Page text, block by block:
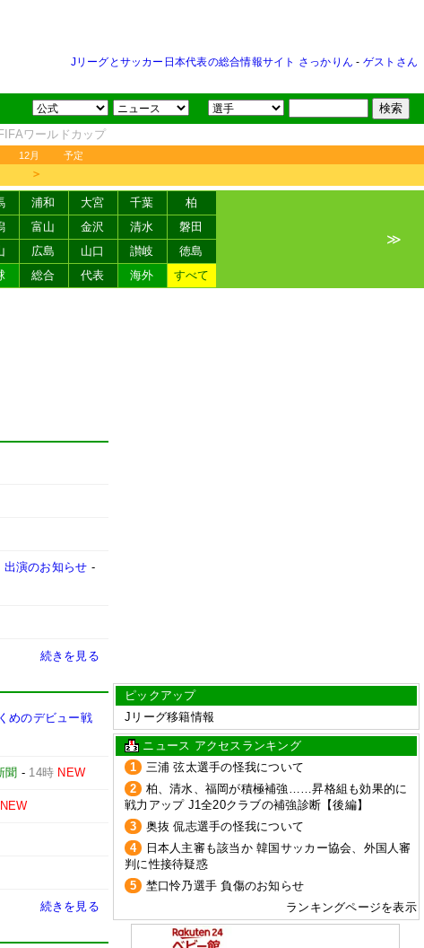
Jリーグとサッカー日本代表の総合情報サイト さっかりん - ゲストさん
FIFAワールドカップ
12月 予定
＞
浦和 大宮 千葉
柏
富山 金沢 清水
磐田
広島 山口 讃岐
徳島
総合 代表 海外 すべて
≫
演のお知らせ -
続きを見る
めのデビュー戦
聞 - 14時 NEW
NEW
続きを見る
ピックアップ
Jリーグ移籍情報
ニュース アクセスランキング
1
三浦 弦太選手の怪我について
2
柏、清水、福岡が積極補強……昇格組も効果的に
戦力アップ J1全20クラブの補強診断【後編】
3
奥抜 侃志選手の怪我について
4
日本人主審も該当か 韓国サッカー協会、外国人審
判に性接待疑惑
5
埜口怜乃選手 負傷のお知らせ
ランキングページを表示